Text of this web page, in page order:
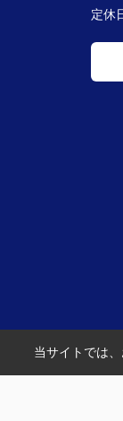
定休
当サイトでは